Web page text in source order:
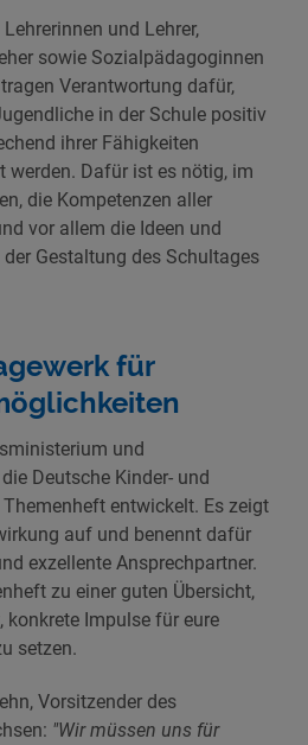
und Lehrer,
sowie Sozialpädagoginnen
Verantwortung dafür,
in der Schule positiv
ihrer Fähigkeiten
werden. Dafür ist es nötig, im
die Kompetenzen aller
vor allem die Ideen und
Gestaltung des Schultages
für
und
Deutsche Kinder- und
entwickelt. Es zeigt
auf und benennt dafür
exzellente Ansprechpartner.
zu einer guten Übersicht,
konkrete Impulse für eure
setzen.
Vorsitzender des
"Wir müssen uns für